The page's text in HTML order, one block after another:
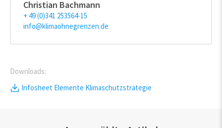
Christian Bachmann
+ 49 (0)341 253564-15
info@klimaohnegrenzen.de
Downloads:
Infosheet Elemente Klimaschutzstrategie